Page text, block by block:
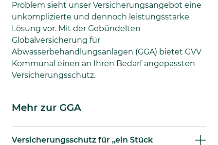
Problem sieht unser Versicherungsangebot eine
unkomplizierte und dennoch leistungsstarke
Lösung vor. Mit der Gebündelten
Globalversicherung für
Abwasserbehandlungsanlagen (GGA) bietet GVV
Kommunal einen an Ihren Bedarf angepassten
Versicherungsschutz.
Mehr zur GGA
Versicherungsschutz für „ein Stück